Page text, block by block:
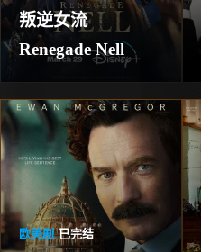
叛逆女流
Renegade Nell
欧美剧 已完结